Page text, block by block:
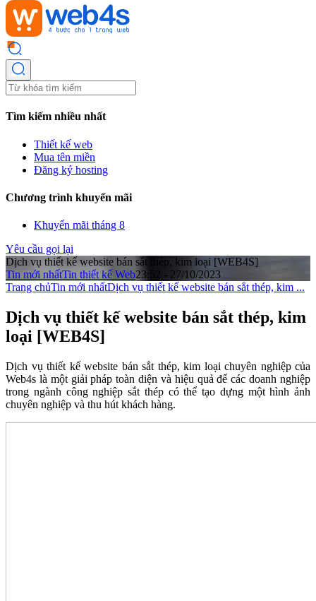
Tìm kiếm nhiều nhất
Thiết kế web
Mua tên miền
Đăng ký hosting
Chương trình khuyến mãi
Khuyến mãi tháng 8
Yêu cầu gọi lại
Dịch vụ thiết kế website bán sắt thép, kim loại [WEB4S]
Tin mới nhấtTin thiết kế Web23:52 - 27/10/2023
Trang chủTin mới nhấtDịch vụ thiết kế website bán sắt thép, kim ...
Dịch vụ thiết kế website bán sắt thép, kim
loại [WEB4S]
Dịch vụ thiết kế website bán sắt thép, kim loại chuyên nghiệp của
Web4s là một giải pháp toàn diện và hiệu quả để các doanh nghiệp
trong ngành công nghiệp sắt thép có thể tạo dựng một hình ảnh
chuyên nghiệp và thu hút khách hàng.